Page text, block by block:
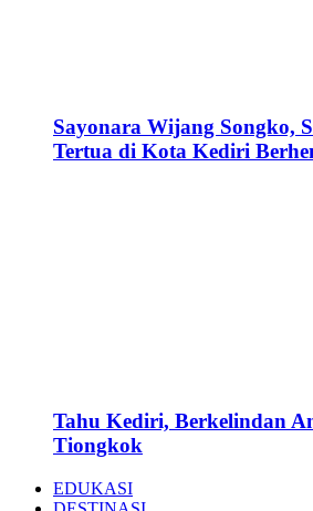
Sayonara Wijang Songko,
Tertua di Kota Kediri
Tahu Kediri, Berkelindan
Tiongkok
EDUKASI